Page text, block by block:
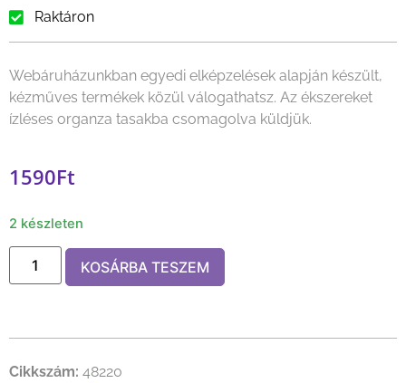
Raktáron
Webáruházunkban egyedi elképzelések alapján készült,
kézműves termékek közül válogathatsz. Az ékszereket
ízléses organza tasakba csomagolva küldjük.
1590Ft
2 készleten
KOSÁRBA TESZEM
Cikkszám: 48220